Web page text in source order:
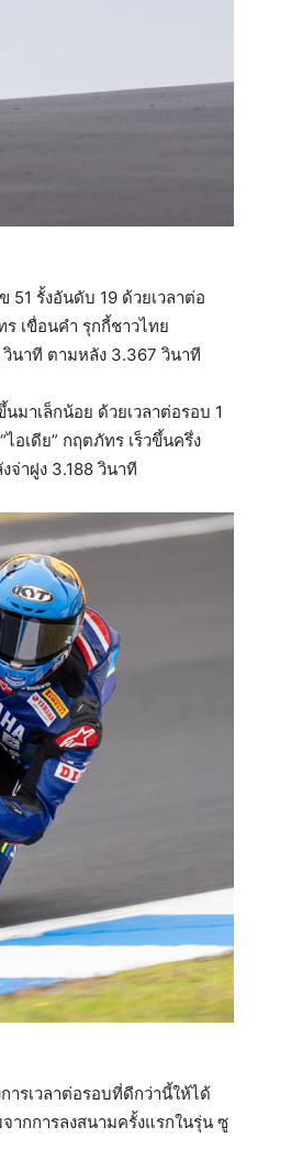
51 รั้งอันดับ 19 ด้วยเวลาต่อ
เขื่อนคำ รุกกี้ชาวไทย
นาที ตามหลัง 3.367 วินาที
มาเล็กน้อย ด้วยเวลาต่อรอบ 1
อเดีย” กฤตภัทร เร็วขึ้นครึ่ง
จ่าฝูง 3.188 วินาที
ารเวลาต่อรอบที่ดีกว่านี้ให้ได้
ากการลงสนามครั้งแรกในรุ่น ซู